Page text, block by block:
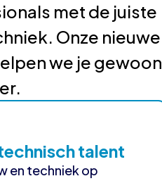
met de juiste
Onze nieuwe
we je gewoon
talent
en techniek op